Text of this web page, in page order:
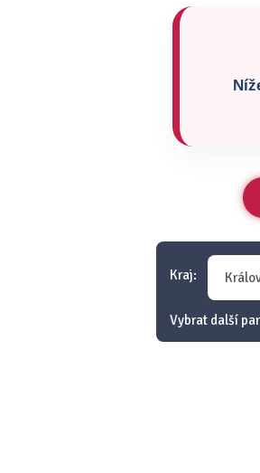
Kraj:
Vybrat další